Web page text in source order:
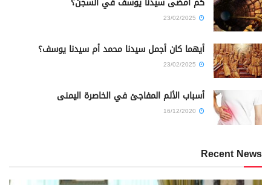
أيهما كان أجمل سيدنا محمد أم سيدنا يوسف؟
أسباب الألم المفاجئ في الخاصرة اليمنى
Recent News